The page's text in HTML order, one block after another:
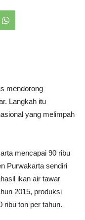
mendorong
Langkah itu
yang melimpah
mencapai 90 ribu
Purwakarta sendiri
ikan air tawar
2015, produksi
ribu ton per tahun.